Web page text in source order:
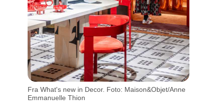
Fra What's new in Decor. Foto: Maison&Objet/Anne
Emmanuelle Thion